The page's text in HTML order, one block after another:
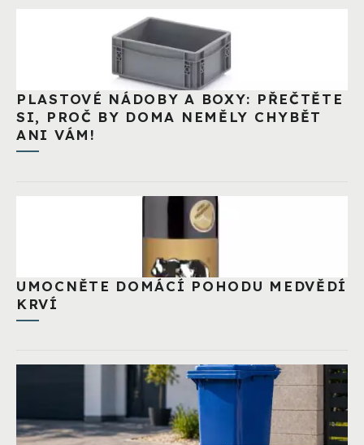
PLASTOVÉ NÁDOBY A BOXY: PŘEČTĚTE
SI, PROČ BY DOMA NEMĚLY CHYBĚT
ANI VÁM!
UMOCNĚTE DOMÁCÍ POHODU MEDVĚDÍ
KRVÍ